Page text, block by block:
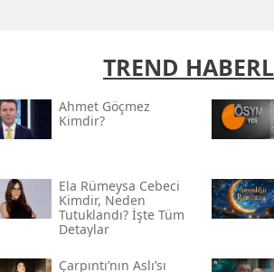
TREND
Ahmet Göçmez
Kimdir?
Ela Rümeysa Cebeci
Kimdir, Neden
Tutuklandı? İşte Tüm
Detaylar
Çarpıntı’nın Aslı’sı